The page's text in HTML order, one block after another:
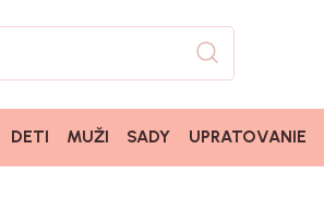
DETI MUŽI SADY UPRATOVANIE